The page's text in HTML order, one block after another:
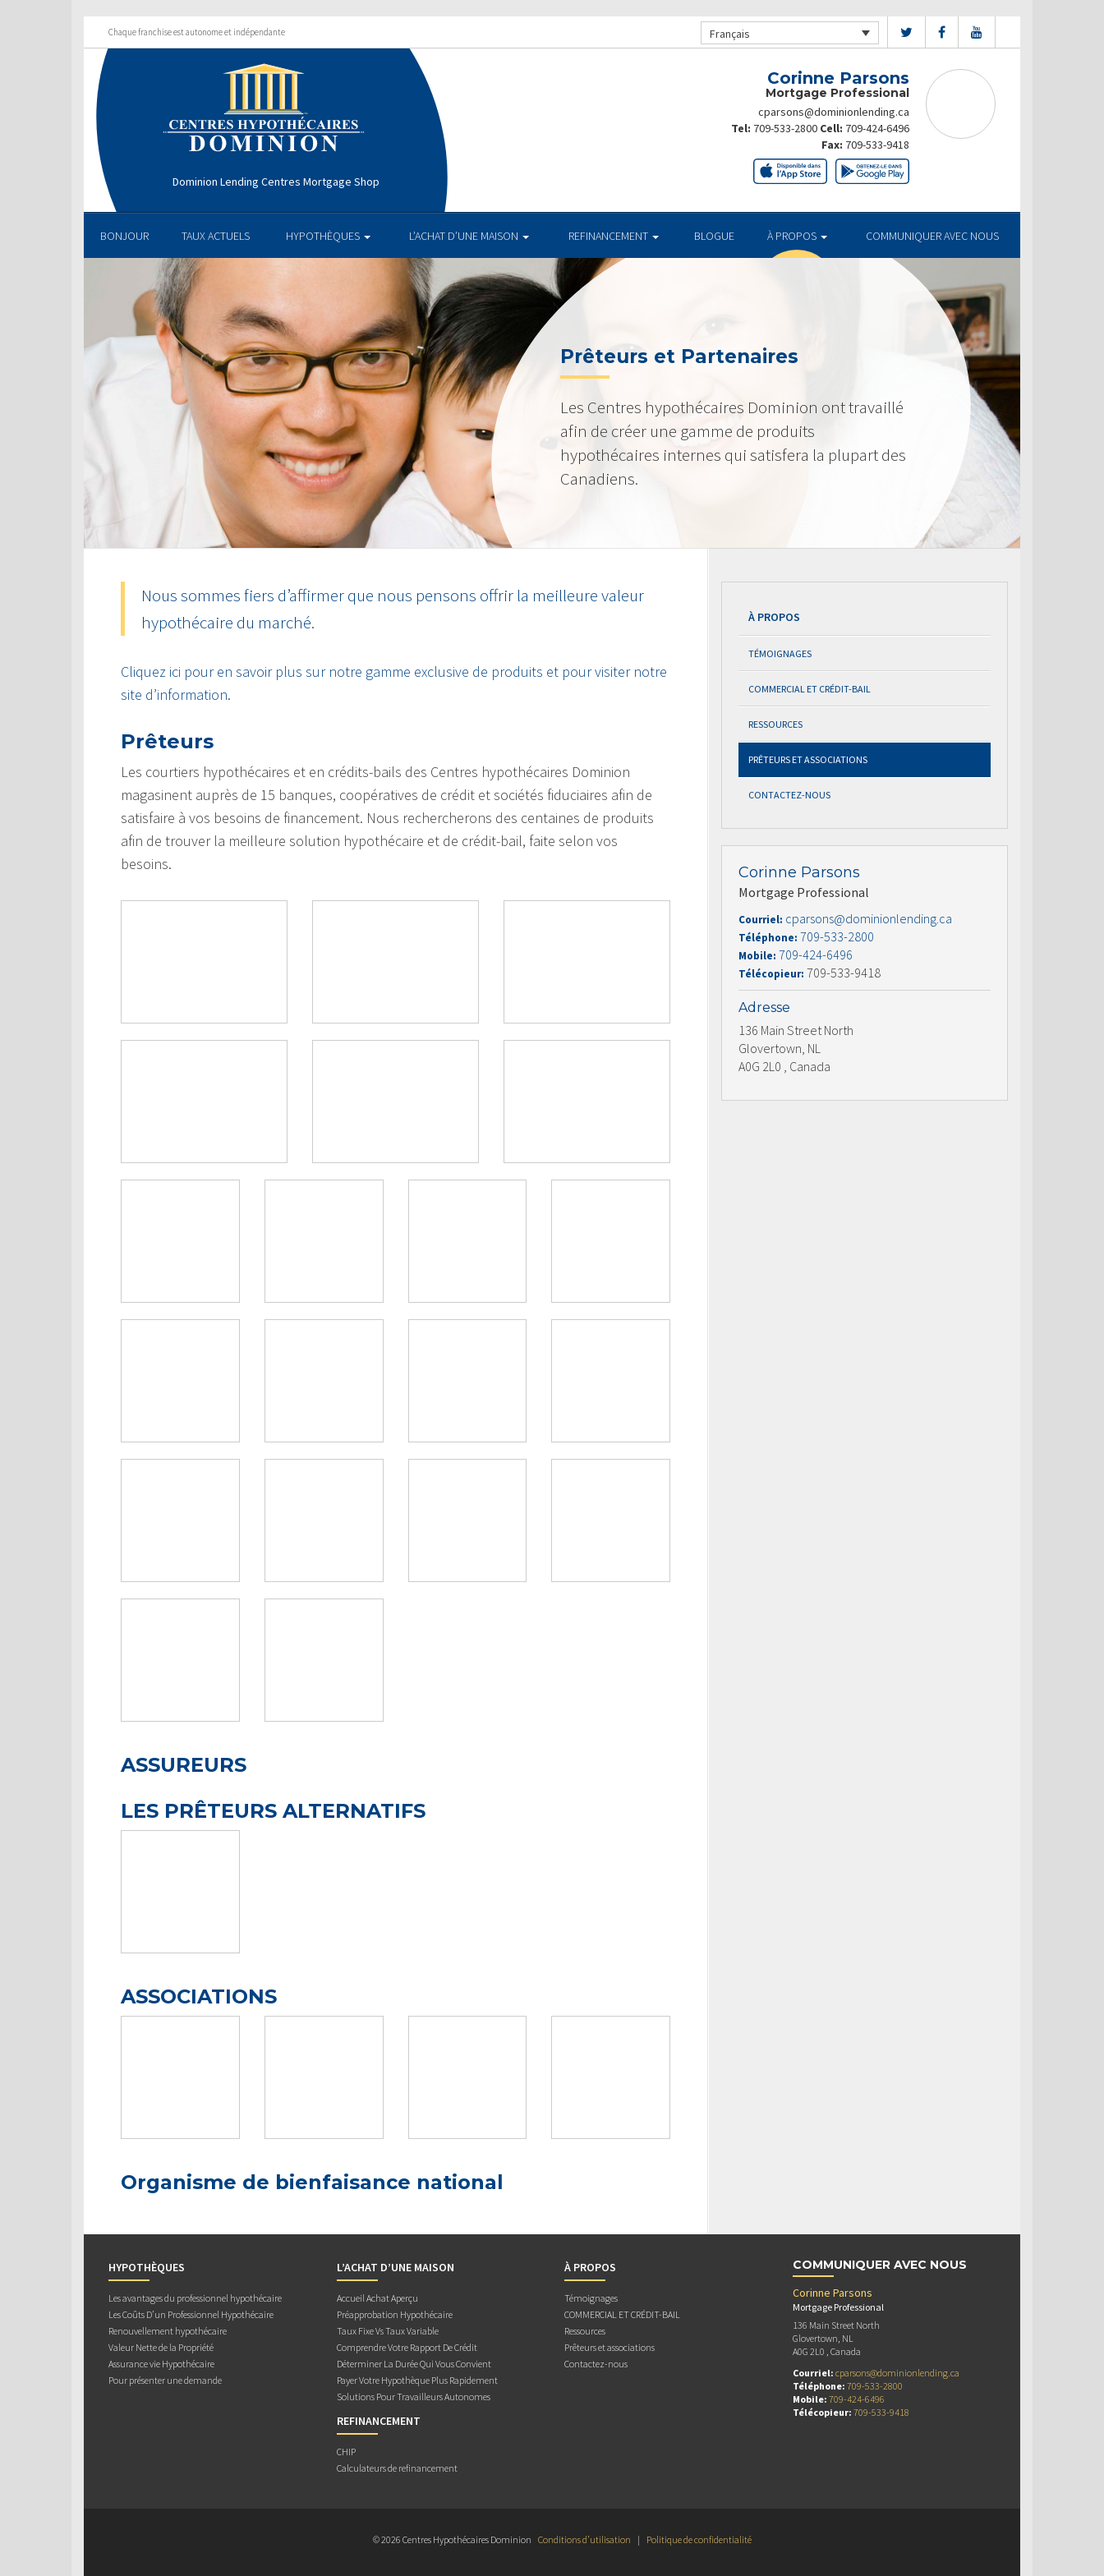
Chaque franchise est autonome et indépendante Français
Dominion Lending Centres Mortgage Shop
Corinne Parsons
Mortgage Professional
cparsons@dominionlending.ca
Tel: 709-533-2800 Cell: 709-424-6496
Fax: 709-533-9418
BONJOUR TAUX ACTUELS HYPOTHÈQUES L’ACHAT D’UNE MAISON REFINANCEMENT BLOGUE À PROPOS COMMUNIQUER AVEC NOUS
Prêteurs et Partenaires
Les Centres hypothécaires Dominion ont travaillé
afin de créer une gamme de produits
hypothécaires internes qui satisfera la plupart des
Canadiens.
Nous sommes fiers d’affirmer que nous pensons offrir la meilleure valeur
hypothécaire du marché.
Cliquez ici pour en savoir plus sur notre gamme exclusive de produits et pour visiter notre
site d’information.
Prêteurs
Les courtiers hypothécaires et en crédits-bails des Centres hypothécaires Dominion
magasinent auprès de 15 banques, coopératives de crédit et sociétés fiduciaires afin de
satisfaire à vos besoins de financement. Nous rechercherons des centaines de produits
afin de trouver la meilleure solution hypothécaire et de crédit-bail, faite selon vos
besoins.
ASSUREURS
LES PRÊTEURS ALTERNATIFS
ASSOCIATIONS
Organisme de bienfaisance national
À PROPOS
TÉMOIGNAGES
COMMERCIAL ET CRÉDIT-BAIL
RESSOURCES
PRÊTEURS ET ASSOCIATIONS
CONTACTEZ-NOUS
Corinne Parsons
Mortgage Professional
Courriel: cparsons@dominionlending.ca
Téléphone: 709-533-2800
Mobile: 709-424-6496
Télécopieur: 709-533-9418
Adresse
136 Main Street North
Glovertown, NL
A0G 2L0 , Canada
HYPOTHÈQUES
Les avantages du professionnel hypothécaire
Les Coûts D’un Professionnel Hypothécaire
Renouvellement hypothécaire
Valeur Nette de la Propriété
Assurance vie Hypothécaire
Pour présenter une demande
L’ACHAT D’UNE MAISON
Accueil Achat Aperçu
Préapprobation Hypothécaire
Taux Fixe Vs Taux Variable
Comprendre Votre Rapport De Crédit
Déterminer La Durée Qui Vous Convient
Payer Votre Hypothèque Plus Rapidement
Solutions Pour Travailleurs Autonomes
REFINANCEMENT
CHIP
Calculateurs de refinancement
À PROPOS
Témoignages
COMMERCIAL ET CRÉDIT-BAIL
Ressources
Prêteurs et associations
Contactez-nous
COMMUNIQUER AVEC NOUS
Corinne Parsons
Mortgage Professional
136 Main Street North
Glovertown, NL
A0G 2L0 , Canada
Courriel: cparsons@dominionlending.ca
Téléphone: 709-533-2800
Mobile: 709-424-6496
Télécopieur: 709-533-9418
© 2026 Centres Hypothécaires Dominion Conditions d’utilisation | Politique de confidentialité